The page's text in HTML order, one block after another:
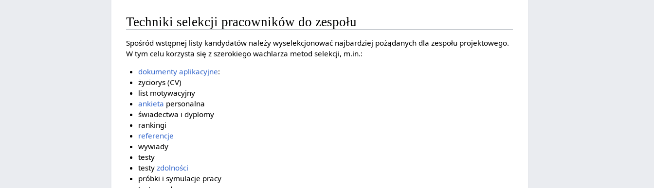
Techniki selekcji pracowników do zespołu
Spośród wstępnej listy kandydatów należy wyselekcjonować najbardziej pożądanych dla zespołu projektowego.
W tym celu korzysta się z szerokiego wachlarza metod selekcji, m.in.:
dokumenty aplikacyjne:
życiorys (CV)
list motywacyjny
ankieta personalna
świadectwa i dyplomy
rankingi
referencje
wywiady
testy
testy zdolności
próbki i symulacje pracy